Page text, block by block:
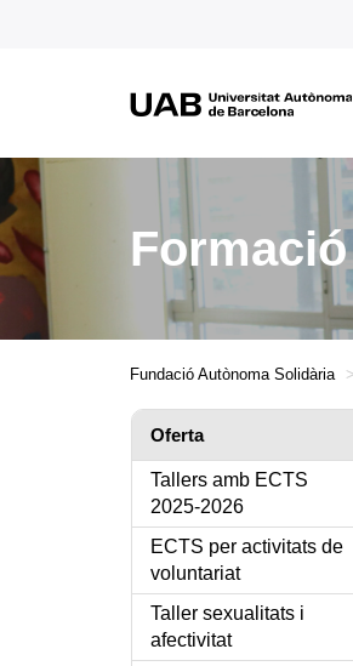
Formació
Fundació Autònoma Solidària
Oferta
Tallers amb ECTS
2025-2026
ECTS per activitats de
voluntariat
Taller sexualitats i
afectivitat